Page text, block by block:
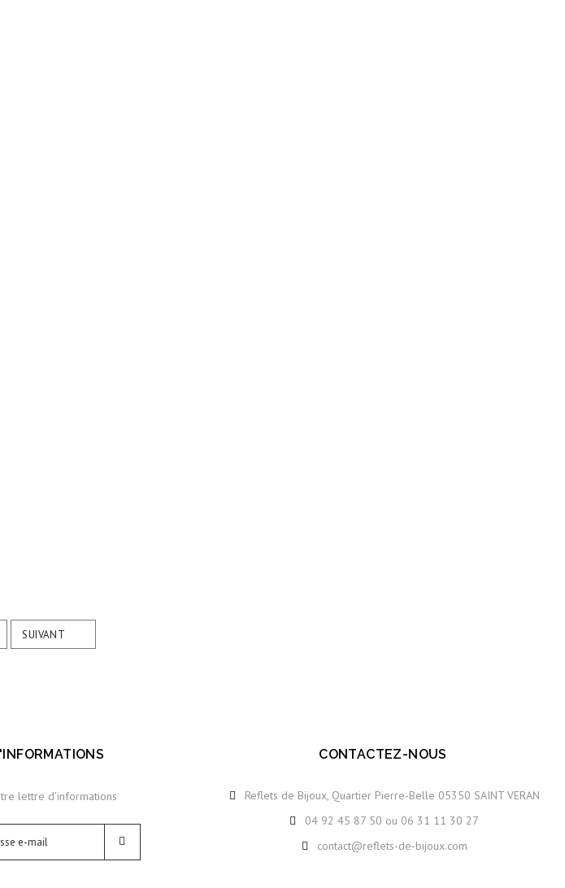
SUIVANT
lettre d'informations
CONTACTEZ-NOUS
Reflets de Bijoux, Quartier Pierre-Belle 05350 SAINT VERAN
04 92 45 87 50 ou 06 31 11 30 27
contact@reflets-de-bijoux.com